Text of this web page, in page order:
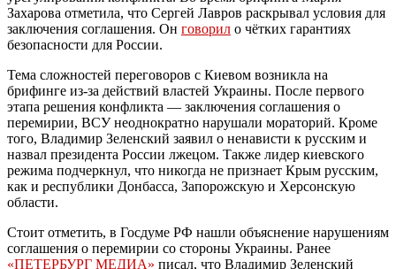
Захарова отметила, что Сергей Лавров раскрывал условия для
заключения соглашения. Он говорил о чётких гарантиях
безопасности для России.
Тема сложностей переговоров с Киевом возникла на
брифинге из-за действий властей Украины. После первого
этапа решения конфликта — заключения соглашения о
перемирии, ВСУ неоднократно нарушали мораторий. Кроме
того, Владимир Зеленский заявил о ненависти к русским и
назвал президента России лжецом. Также лидер киевского
режима подчеркнул, что никогда не признает Крым русским,
как и республики Донбасса, Запорожскую и Херсонскую
области.
Стоит отметить, в Госдуме РФ нашли объяснение нарушениям
соглашения о перемирии со стороны Украины. Ранее
«ПЕТЕРБУРГ МЕДИА» писал, что Владимир Зеленский